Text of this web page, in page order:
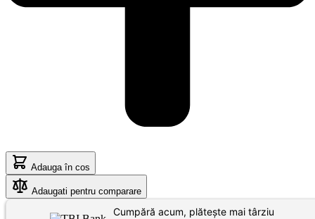
Adauga în cos
Adaugati pentru comparare
Cumpără acum, plătește mai târziu